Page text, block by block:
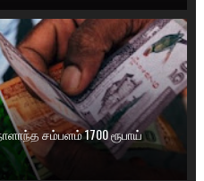
சம்பளம் 1700 ரூபாய்